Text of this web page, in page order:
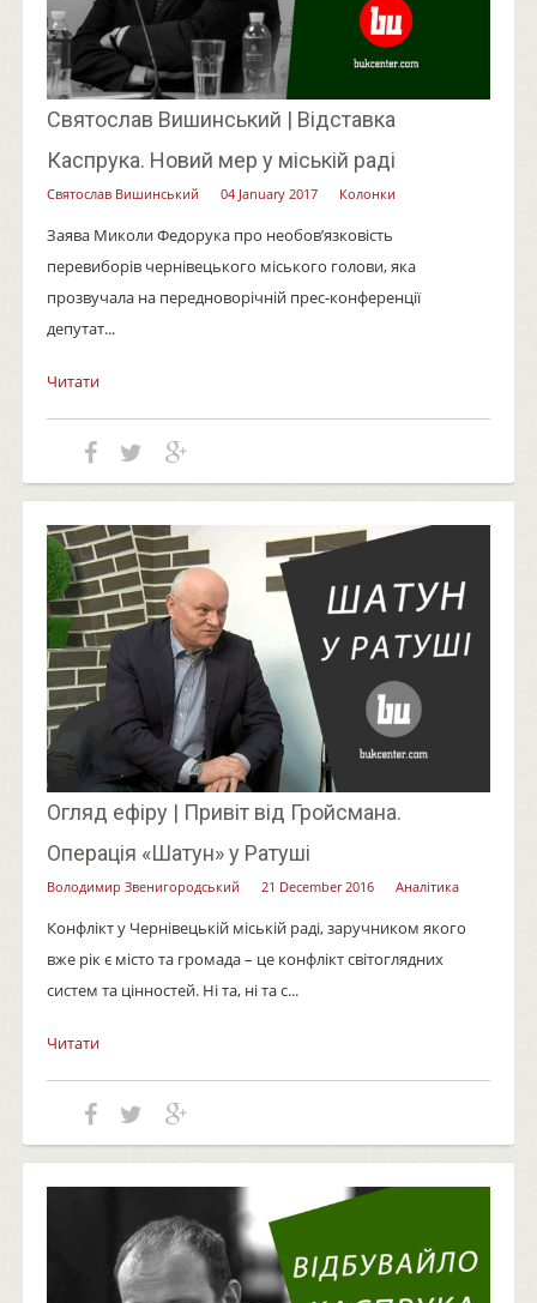
Святослав Вишинський | Відставка
Каспрука. Новий мер у міській раді
Святослав Вишинський 04 January 2017 Колонки
Заява Миколи Федорука про необов’язковість
перевиборів чернівецького міського голови, яка
прозвучала на передноворічній прес-конференції
депутат...
Читати
Огляд ефіру | Привіт від Гройсмана.
Операція «Шатун» у Ратуші
Володимир Звенигородський 21 December 2016 Аналітика
Конфлікт у Чернівецькій міській раді, заручником якого
вже рік є місто та громада – це конфлікт світоглядних
систем та цінностей. Ні та, ні та с...
Читати